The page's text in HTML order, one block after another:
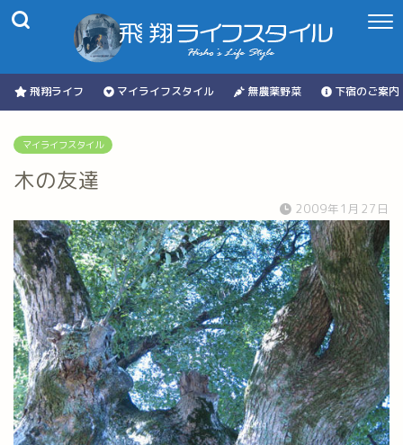
飛翔ライフ マイライフスタイル 無農薬野菜 下宿のご案内
マイライフスタイル
木の友達
2009年1月27日